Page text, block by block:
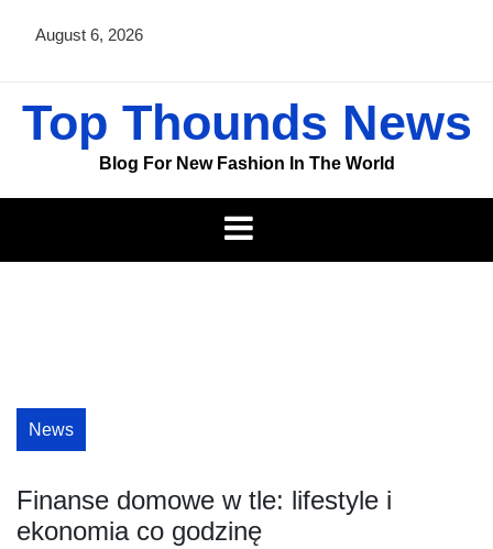
August 6, 2026
Top Thounds News
Blog For New Fashion In The World
News
Finanse domowe w tle: lifestyle i
ekonomia co godzinę